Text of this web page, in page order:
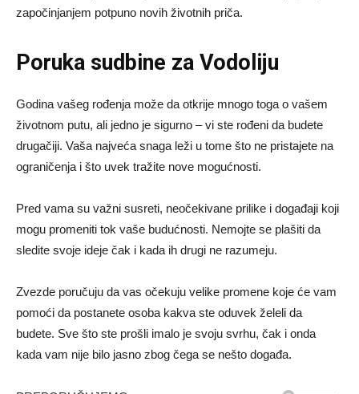
započinjanjem potpuno novih životnih priča.
Poruka sudbine za Vodoliju
Godina vašeg rođenja može da otkrije mnogo toga o vašem
životnom putu, ali jedno je sigurno – vi ste rođeni da budete
drugačiji. Vaša najveća snaga leži u tome što ne pristajete na
ograničenja i što uvek tražite nove mogućnosti.
Pred vama su važni susreti, neočekivane prilike i događaji koji
mogu promeniti tok vaše budućnosti. Nemojte se plašiti da
sledite svoje ideje čak i kada ih drugi ne razumeju.
Zvezde poručuju da vas očekuju velike promene koje će vam
pomoći da postanete osoba kakva ste oduvek želeli da
budete. Sve što ste prošli imalo je svoju svrhu, čak i onda
kada vam nije bilo jasno zbog čega se nešto događa.